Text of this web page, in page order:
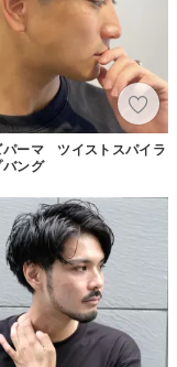
パーマ ツイストスパイラ
ング